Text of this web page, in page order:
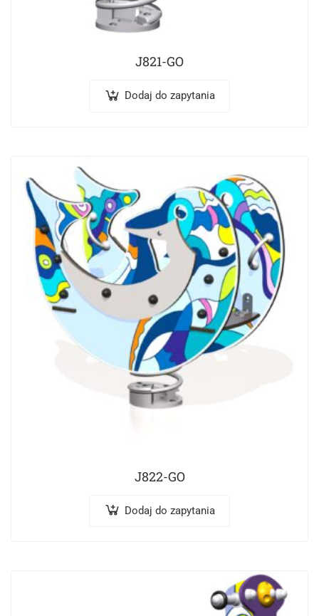
J821-GO
Dodaj do zapytania
J822-GO
Dodaj do zapytania